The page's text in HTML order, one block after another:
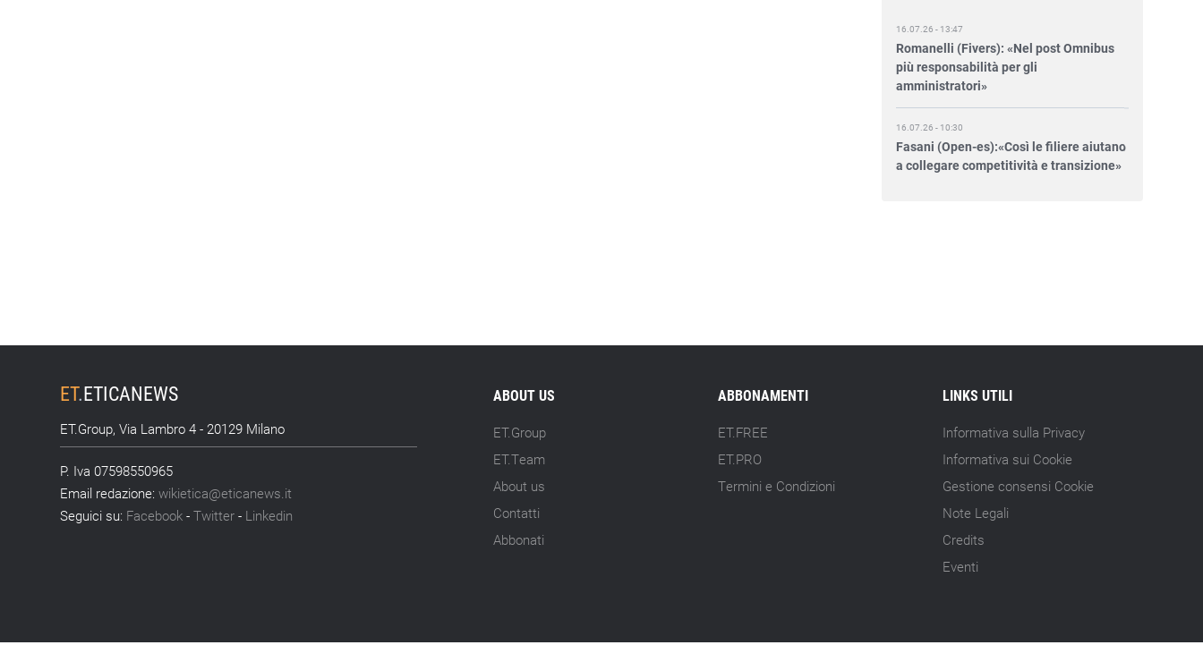
Romanelli (Fivers): «Nel post Omnibus
più responsabilità per gli
amministratori»
Fasani (Open-es):«Così le filiere aiutano
a collegare competitività e transizione»
Gramegna (ERG): «Valutare gli impatti
ESG degli investimenti»
Tornano le Settimane SRI: oltre 20
appuntamenti
14.07.26 - 8:00
ET.ETICANEWS
ET.Group, Via Lambro 4 - 20129 Milano
P. Iva 07598550965
Email redazione:wikietica@eticanews.it
Seguici su: Facebook -Twitter - Linkedin
ABOUT US
ET.Group
ET.Team
About us
Contatti
Abbonati
ABBONAMENTI
ET.FREE
ET.PRO
Termini e Condizioni
LINKS UTILI
Informativa sulla Privacy
Informativa sui Cookie
Gestione consensi Cookie
Note Legali
Credits
Eventi